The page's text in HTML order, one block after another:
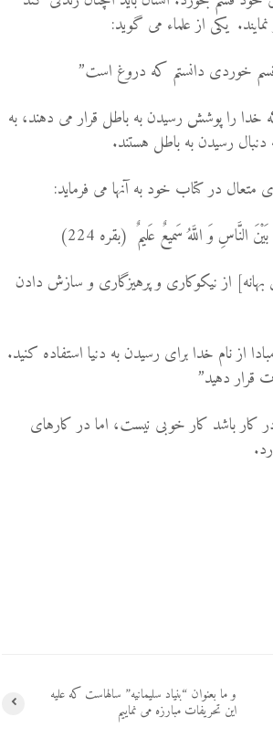
یکی از علماء می گوید:
خوردی دانستم که دروغ است”
خدا را پوشش رسیدن به باطل قرار می دهند، به
رسیدن به باطل هستند.
در کتاب خود به آنها می فرماید:
النَّاسِ وَ اللَّهُ سَميعٌ عَليمٌ (بقره 224)
از نيكوكارى و پرهيزگارى و سازش دادن
از نام خدا برای رسیدن به دنیا استفاده کنید.
قرار دهید”
كار باشد کار خوبى نیست، اما در کارهای
و ما بعنوان “بنیاد سلیمانیه” سالهاست که علیه
این تحریفات مبارزه می نماییم